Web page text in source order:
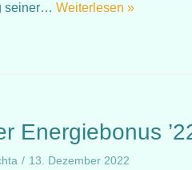
seiner… Weiterlesen »
Energiebonus
13. Dezember 2022